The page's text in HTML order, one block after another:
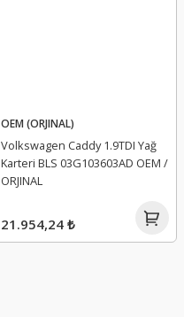
OEM (ORJINAL)
Volkswagen Caddy 1.9TDI Yağ
Karteri BLS 03G103603AD OEM /
ORJINAL
21.954,24 ₺